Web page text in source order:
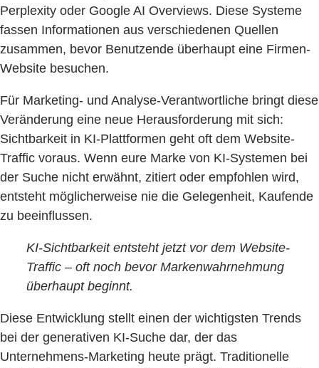
Perplexity oder Google AI Overviews. Diese Systeme
fassen Informationen aus verschiedenen Quellen
zusammen, bevor Benutzende überhaupt eine Firmen-
Website besuchen.
Für Marketing- und Analyse-Verantwortliche bringt diese
Veränderung eine neue Herausforderung mit sich:
Sichtbarkeit in KI-Plattformen geht oft dem Website-
Traffic voraus. Wenn eure Marke von KI-Systemen bei
der Suche nicht erwähnt, zitiert oder empfohlen wird,
entsteht möglicherweise nie die Gelegenheit, Kaufende
zu beeinflussen.
KI-Sichtbarkeit entsteht jetzt vor dem Website-
Traffic – oft noch bevor Markenwahrnehmung
überhaupt beginnt.
Diese Entwicklung stellt einen der wichtigsten Trends
bei der generativen KI-Suche dar, der das
Unternehmens-Marketing heute prägt. Traditionelle